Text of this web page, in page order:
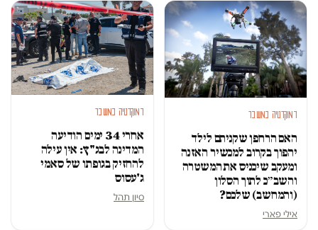
דמוקרטיה במשבר
האם הרחפן שקניתם לילד
יהפוך בקרוב למכשיר האזנה
ומעקב שיכניס את המשטרה
והשב״כ לתוך הסלון
(והמחשב) שלכם?
אילי פארי
דמוקרטיה במשבר
אחרי 34 ימים הודיעה
המדינה לבג"ץ: אין עילה
להחזיק בגופתו של סאמי
ג'עסוס
סיון תהל